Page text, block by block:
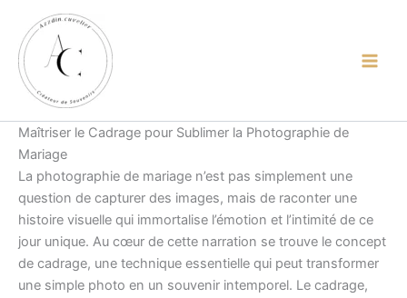
principal
contenu
Maîtriser le Cadrage pour Sublimer la Photographie de
Mariage
La photographie de mariage n’est pas simplement une
question de capturer des images, mais de raconter une
histoire visuelle qui immortalise l’émotion et l’intimité de ce
jour unique. Au cœur de cette narration se trouve le concept
de cadrage, une technique essentielle qui peut transformer
une simple photo en un souvenir intemporel. Le cadrage,